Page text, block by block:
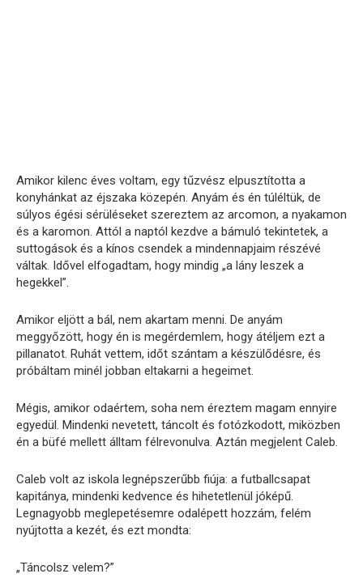
Amikor kilenc éves voltam, egy tűzvész elpusztította a
konyhánkat az éjszaka közepén. Anyám és én túléltük, de
súlyos égési sérüléseket szereztem az arcomon, a nyakamon
és a karomon. Attól a naptól kezdve a bámuló tekintetek, a
suttogások és a kínos csendek a mindennapjaim részévé
váltak. Idővel elfogadtam, hogy mindig „a lány leszek a
hegekkel”.
Amikor eljött a bál, nem akartam menni. De anyám
meggyőzött, hogy én is megérdemlem, hogy átéljem ezt a
pillanatot. Ruhát vettem, időt szántam a készülődésre, és
próbáltam minél jobban eltakarni a hegeimet.
Mégis, amikor odaértem, soha nem éreztem magam ennyire
egyedül. Mindenki nevetett, táncolt és fotózkodott, miközben
én a büfé mellett álltam félrevonulva. Aztán megjelent Caleb.
Caleb volt az iskola legnépszerűbb fiúja: a futballcsapat
kapitánya, mindenki kedvence és hihetetlenül jóképű.
Legnagyobb meglepetésemre odalépett hozzám, felém
nyújtotta a kezét, és ezt mondta:
„Táncolsz velem?”